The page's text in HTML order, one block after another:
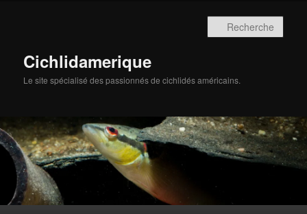
Cichlidamerique
Le site spécialisé des passionnés de cichlidés américains.